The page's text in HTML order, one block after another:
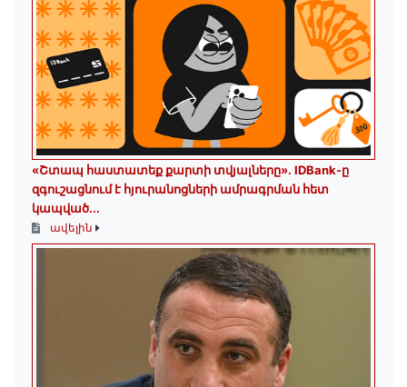
«Շտապ հաստատեք քարտի տվյալները»․ IDBank-ը
զգուշացնում է հյուրանոցների ամրագրման հետ
կապված...
ավելին